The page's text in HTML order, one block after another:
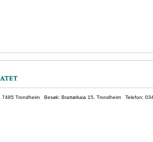
7485 Trondheim Besøk: Brattørkaia 15, Trondheim Telefon: